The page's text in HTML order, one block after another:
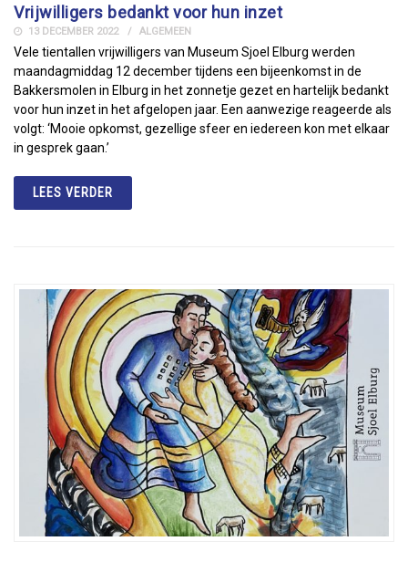
Vrijwilligers bedankt voor hun inzet
13 DECEMBER 2022 ALGEMEEN
Vele tientallen vrijwilligers van Museum Sjoel Elburg werden
maandagmiddag 12 december tijdens een bijeenkomst in de
Bakkersmolen in Elburg in het zonnetje gezet en hartelijk bedankt
voor hun inzet in het afgelopen jaar. Een aanwezige reageerde als
volgt: ‘Mooie opkomst, gezellige sfeer en iedereen kon met elkaar
in gesprek gaan.’
LEES VERDER